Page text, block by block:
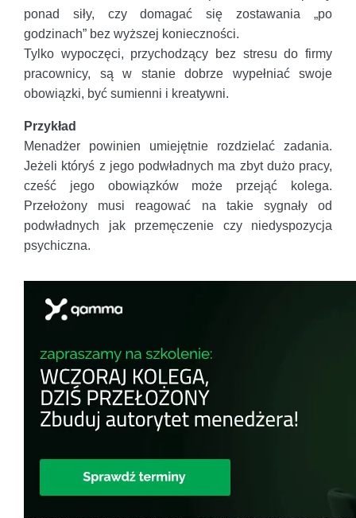
ponad siły, czy domagać się zostawania „po
godzinach” bez wyższej konieczności.
Tylko wypoczęci, przychodzący bez stresu do firmy
pracownicy, są w stanie dobrze wypełniać swoje
obowiązki, być sumienni i kreatywni.
Przykład
Menadżer powinien umiejętnie rozdzielać zadania.
Jeżeli któryś z jego podwładnych ma zbyt dużo pracy,
cześć jego obowiązków może przejąć kolega.
Przełożony musi reagować na takie sygnały od
podwładnych jak przemęczenie czy niedyspozycja
psychiczna.